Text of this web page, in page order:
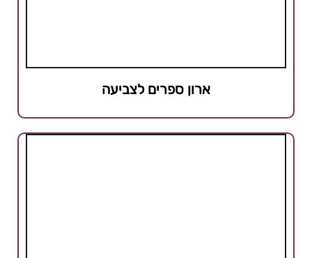
ארון ספרים לצביעה